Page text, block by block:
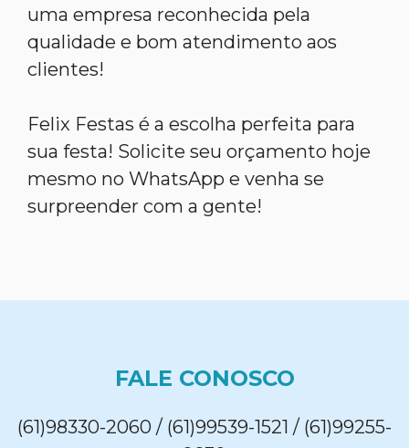
uma empresa reconhecida pela
qualidade e bom atendimento aos
clientes!
Felix Festas é a escolha perfeita para
sua festa! Solicite seu orçamento hoje
mesmo no WhatsApp e venha se
surpreender com a gente!
FALE CONOSCO
(61)98330-2060 / (61)99539-1521 / (61)99255-